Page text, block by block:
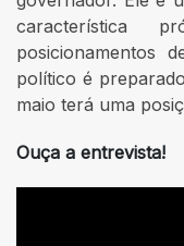
característica
posicionamentos
político é
maio terá uma
Ouça a entrevista!